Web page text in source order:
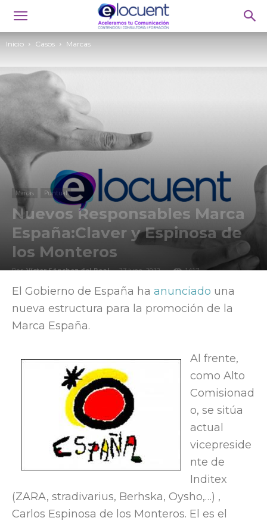
Inicio Casos Marcas
Marcas Puntual
Nuevos Responsables Marca
España:Claver y Espinosa de
los Monteros
Por Víctor Sánchez del Real - 27 June, 2012 1417
El Gobierno de España ha anunciado una
nueva estructura para la promoción de la
Marca España.
Al frente,
como Alto
Comisionad
o, se sitúa
actual
vicepreside
nte de
Inditex
(ZARA, stradivarius, Berhska, Oysho,…) ,
Carlos Espinosa de los Monteros. El es el